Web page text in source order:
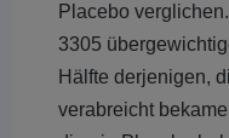
Placebo
3305
Hälfte derjenigen,
verabreicht